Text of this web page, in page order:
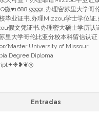
微♥1688 99991,办理密苏里大学哥
毕业证书,办理Mizzou学士学位证,
假文凭证书,办理密大硕士学历认
里大学哥伦比亚分校本科留信认证
Master University of Missouri
Degree Diploma
Entradas